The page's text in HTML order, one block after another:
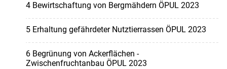
4 Bewirtschaftung von Bergmähdern ÖPUL 2023
5 Erhaltung gefährdeter Nutztierrassen ÖPUL 2023
6 Begrünung von Ackerflächen -
Zwischenfruchtanbau ÖPUL 2023